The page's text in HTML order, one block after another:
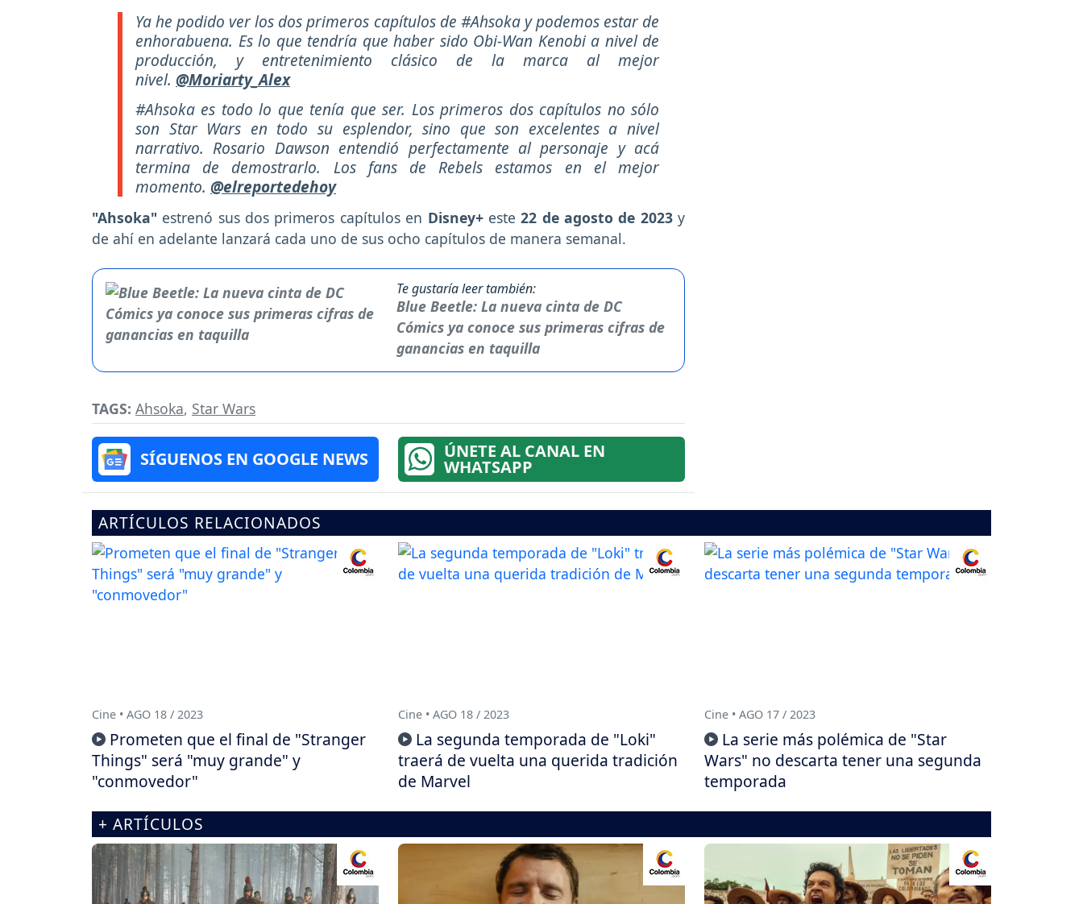
Ya he podido ver los dos primeros capítulos de #Ahsoka y podemos estar de
enhorabuena. Es lo que tendría que haber sido Obi-Wan Kenobi a nivel de
producción, y entretenimiento clásico de la marca al mejor
nivel. @Moriarty_Alex
#Ahsoka es todo lo que tenía que ser. Los primeros dos capítulos no sólo
son Star Wars en todo su esplendor, sino que son excelentes a nivel
narrativo. Rosario Dawson entendió perfectamente al personaje y acá
termina de demostrarlo. Los fans de Rebels estamos en el mejor
momento. @elreportedehoy
"Ahsoka" estrenó sus dos primeros capítulos en Disney+ este 22 de agosto de 2023y
de ahí en adelante lanzará cada uno de sus ocho capítulos de manera semanal.
Te gustaría leer también:
Blue Beetle: La nueva cinta de DC
Cómics ya conoce sus primeras cifras de
ganancias en taquilla
TAGS: Ahsoka, Star Wars
SÍGUENOS EN GOOGLE NEWS ÚNETE AL CANAL EN
WHATSAPP
ARTÍCULOS RELACIONADOS
Cine • AGO 18 / 2023
Prometen que el final de "Stranger
Things" será "muy grande" y
"conmovedor"
Cine • AGO 18 / 2023
La segunda temporada de "Loki"
traerá de vuelta una querida tradición
de Marvel
Cine • AGO 17 / 2023
La serie más polémica de "Star
Wars" no descarta tener una segunda
temporada
+ ARTÍCULOS